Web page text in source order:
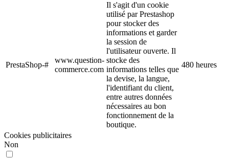
PrestaShop-#
www.question-
commerce.com
Il s'agit d'un cookie
utilisé par Prestashop
pour stocker des
informations et garder
la session de
l'utilisateur ouverte. Il
stocke des
informations telles que
la devise, la langue,
l'identifiant du client,
entre autres données
nécessaires au bon
fonctionnement de la
boutique.
480 heures
Cookies publicitaires
Non